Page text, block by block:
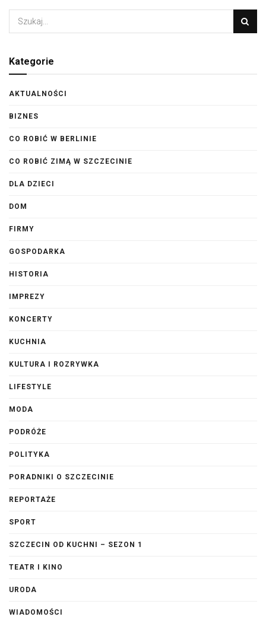
Kategorie
AKTUALNOŚCI
BIZNES
CO ROBIĆ W BERLINIE
CO ROBIĆ ZIMĄ W SZCZECINIE
DLA DZIECI
DOM
FIRMY
GOSPODARKA
HISTORIA
IMPREZY
KONCERTY
KUCHNIA
KULTURA I ROZRYWKA
LIFESTYLE
MODA
PODRÓŻE
POLITYKA
PORADNIKI O SZCZECINIE
REPORTAŻE
SPORT
SZCZECIN OD KUCHNI – SEZON 1
TEATR I KINO
URODA
WIADOMOŚCI